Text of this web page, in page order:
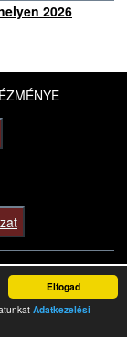
Elfogad
Adatkezelési
2026